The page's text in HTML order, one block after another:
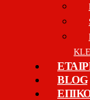
BLOG